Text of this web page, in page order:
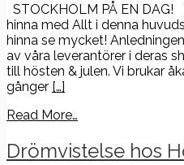
STOCKHOLM PÅ EN
hinna med Allt i denna
hinna se mycket!
av våra leverantörer i deras
till hösten & julen. Vi brukar
gånger […]
Read More…
Drömvistelse hos